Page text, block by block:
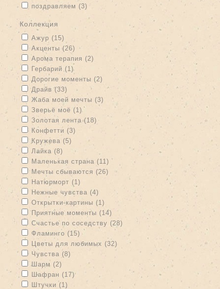
Apply поздравляем filter
поздравляем (3) Apply поздравляем filter
Коллекция
Apply Ажур filter
Ажур (15) Apply Ажур filter
Apply Акценты filter
Акценты (26) Apply Акценты filter
Apply Арома терапия filter
Арома терапия (2) Apply Арома терапия filter
Apply Гербарий filter
Гербарий (1)
Apply Дорогие моменты filter
Дорогие моменты (2) Apply Дорогие моменты filter
Apply Драйв filter
Драйв (33) Apply Драйв filter
Apply Жаба моей мечты filter
Жаба моей мечты (3) Apply Жаба моей мечты filter
Apply Зверьё моё filter
Зверьё моё (1) Apply Зверьё моё filter
Apply Золотая лента filter
Золотая лента (18) Apply Золотая лента filter
Apply Конфетти filter
Конфетти (3) Apply Конфетти filter
Apply Кружева filter
Кружева (5) Apply Кружева filter
Apply Лайка filter
Лайка (8) Apply Лайка filter
Apply Маленькая страна filter
Маленькая страна (11) Apply Маленькая страна filter
Apply Мечты сбываются filter
Мечты сбываются (26) Apply Мечты сбываются filter
Apply Натюрморт filter
Натюрморт (1) Apply Натюрморт filter
Apply Нежные чувства filter
Нежные чувства (4) Apply Нежные чувства filter
Apply Открытки-картины filter
Открытки-картины (1)
Apply Приятные моменты filter
Приятные моменты (14) Apply Приятные моменты filter
Apply Счастье по соседству filter
Счастье по соседству (28) Apply Счастье по соседству
Apply Фламинго filter
Фламинго (15) Apply Фламинго filter
Apply Цветы для любимых filter
Цветы для любимых (32) Apply Цветы для любимых
Apply Чувства filter
Чувства (8) Apply Чувства filter
Apply Шарм filter
Шарм (2) Apply Шарм filter
Apply Шафран filter
Шафран (17)Apply Шафран filter
Apply Штучки filter
Штучки (1) Apply Штучки filter